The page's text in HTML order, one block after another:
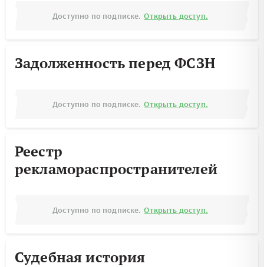
Доступно по подписке. Открыть доступ.
Задолженность перед ФСЗН
Доступно по подписке. Открыть доступ.
Реестр
рекламораспространителей
Доступно по подписке. Открыть доступ.
Судебная история